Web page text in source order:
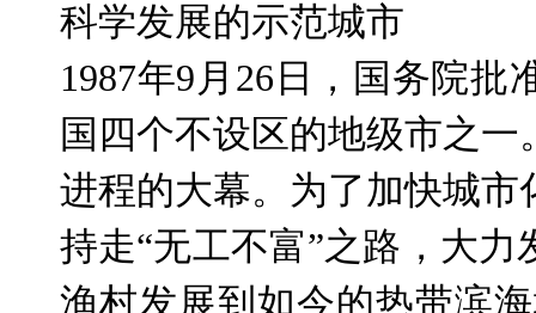
科学发展的示范城市
1987年9 月 26 日，国务院批
国四个不设区的地级市之
进程的大幕。为了加快城
持走“无工不富”之路，大
渔村发展到如今的热带滨